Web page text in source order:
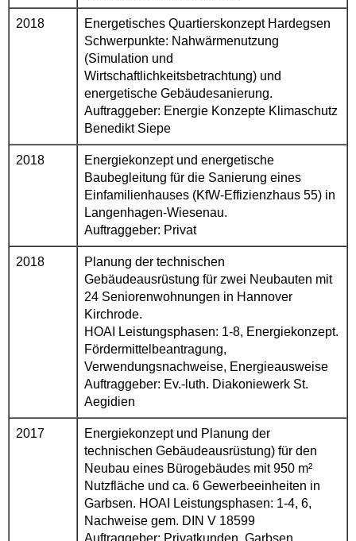
2018
Energetisches Quartierskonzept Hardegsen
Schwerpunkte: Nahwärmenutzung
(Simulation und
Wirtschaftlichkeitsbetrachtung) und
energetische Gebäudesanierung.
Auftraggeber: Energie Konzepte Klimaschutz
Benedikt Siepe
2018
Energiekonzept und energetische
Baubegleitung für die Sanierung eines
Einfamilienhauses (KfW-Effizienzhaus 55) in
Langenhagen-Wiesenau.
Auftraggeber: Privat
2018
Planung der technischen
Gebäudeausrüstung für zwei Neubauten mit
24 Seniorenwohnungen in Hannover
Kirchrode.
HOAI Leistungsphasen: 1-8, Energiekonzept.
Fördermittelbeantragung,
Verwendungsnachweise, Energieausweise
Auftraggeber: Ev.-luth. Diakoniewerk St.
Aegidien
2017
Energiekonzept und Planung der
technischen Gebäudeausrüstung) für den
Neubau eines Bürogebäudes mit 950 m²
Nutzfläche und ca. 6 Gewerbeeinheiten in
Garbsen. HOAI Leistungsphasen: 1-4, 6,
Nachweise gem. DIN V 18599